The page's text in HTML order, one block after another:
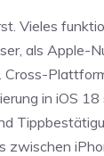
Vieles
als Apple-
Cross-
in iOS
zwischen